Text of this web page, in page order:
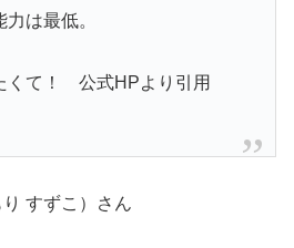
は最低。
くて！ 公式HPより引用
すずこ）さん